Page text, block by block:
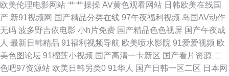
天操 91国在线 成人网址日韩 老司机wwwav 日本色黄 午夜福利视频久草 91
新视频 成人无码一区 黑人黄色网址 欧美人妖内射 日本特级片 午夜福利18禁
超碰免费电影 青青草视频污 91社区在线视频 福利舍操逼 老司机福利亚洲 性
欧美伦理电影网站 艹艹操操 AV黄色观看网站 日韩欧美在线国
产 新91视频网 国产精品分类在线 97午夜福利视频 岛国AV动作
无码 波多野吉依电影 小h片免费 国产精品色色视屏 国产午夜成
人 最新日韩精品 91福利视频导航 欧美喷水影院 91爱爱视频 欧
美色图论坛 91榴莲小视频 国产高清一卡新区 国产看片资源 二
色吧97资源站 欧美日韩另类0 91华人 国产日韩一区二区 日本网